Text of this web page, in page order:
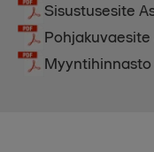
Sisustusesite
Pohjakuvaesite
Myyntihinnasto